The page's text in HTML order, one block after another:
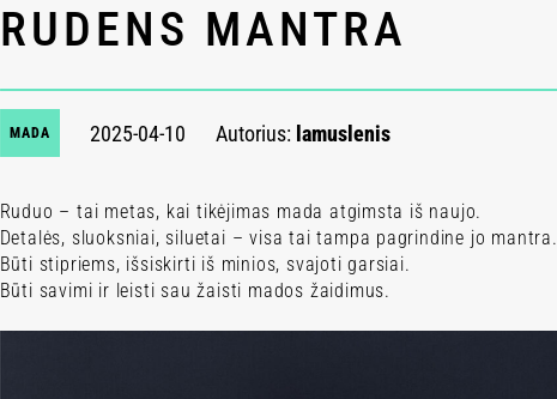
RUDENS MANTRA
MADA 2025-04-10 Autorius: lamuslenis
Ruduo – tai metas, kai tikėjimas mada atgimsta iš naujo.
Detalės, sluoksniai, siluetai – visa tai tampa pagrindine jo mantra.
Būti stipriems, išsiskirti iš minios, svajoti garsiai.
Būti savimi ir leisti sau žaisti mados žaidimus.